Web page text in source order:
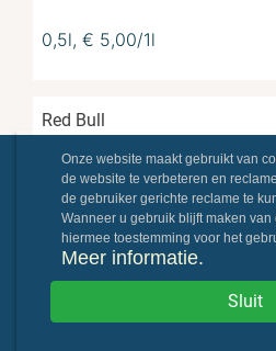
0,5l, € 5,00/1l
Red Bull
0,25l, € 12,00/1l
Ayran
Onze website maakt gebruikt van
de website te verbeteren en
de gebruiker gerichte reclame te
Wanneer u gebruik blijft maken van
hiermee toestemming voor het
Meer informatie.
Sluit